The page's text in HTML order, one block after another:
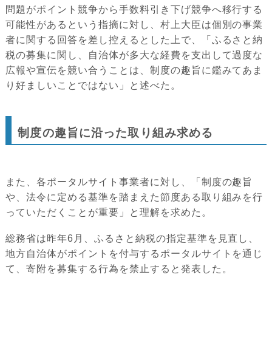
問題がポイント競争から手数料引き下げ競争へ移行する
可能性があるという指摘に対し、村上大臣は個別の事業
者に関する回答を差し控えるとした上で、「ふるさと納
税の募集に関し、自治体が多大な経費を支出して過度な
広報や宣伝を競い合うことは、制度の趣旨に鑑みてあま
り好ましいことではない」と述べた。
制度の趣旨に沿った取り組み求める
また、各ポータルサイト事業者に対し、「制度の趣旨
や、法令に定める基準を踏まえた節度ある取り組みを行
っていただくことが重要」と理解を求めた。
総務省は昨年6月、ふるさと納税の指定基準を見直し、
地方自治体がポイントを付与するポータルサイトを通じ
て、寄附を募集する行為を禁止すると発表した。